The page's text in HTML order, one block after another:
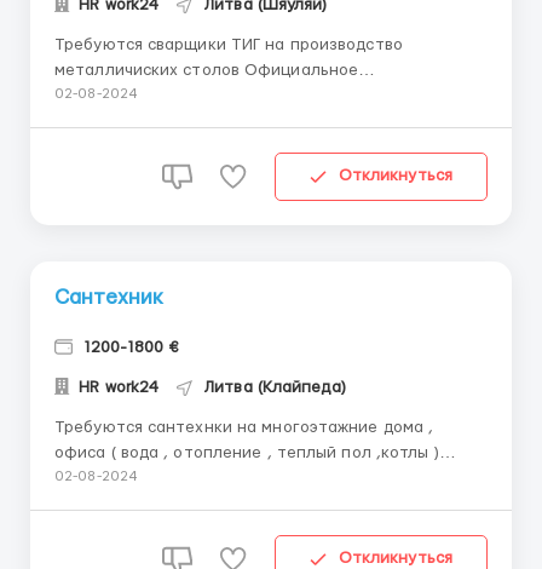
HR work24 Литва (Шяуляй)
Требуются сварщики ТИГ на производство
металличиских столов Официальное
трудоустройство , помощь в ВНЖ Предоставляют
Литва , Шяуляй ...
02-08-2024
Откликнуться
Сантехник
1200-1800 €
HR work24 Литва (Клайпеда)
Требуются сантехнки на многоэтажние дома ,
офиса ( вода , отопление , теплый пол ,котлы )
Монтаж внутренней канализации ,монтаж холодной
Умение читать чертежи Работа 200-250 часов
02-08-2024
Откликнуться